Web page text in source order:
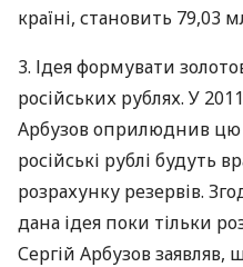
країні, становить 79,03
3. Ідея формувати
російських рублях. У
Арбузов оприлюднив цю
російські рублі будуть
розрахунку резервів.
дана ідея поки тільки
Сергій Арбузов заявляв,